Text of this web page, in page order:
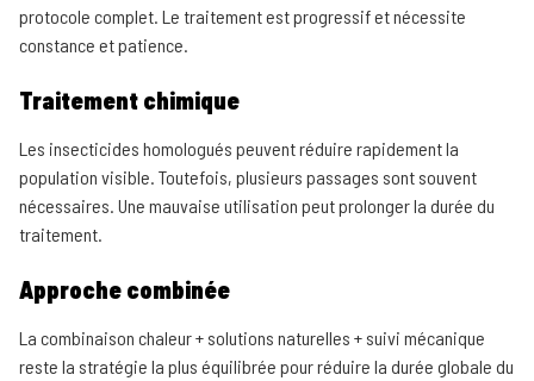
protocole complet. Le traitement est progressif et nécessite
constance et patience.
Traitement chimique
Les insecticides homologués peuvent réduire rapidement la
population visible. Toutefois, plusieurs passages sont souvent
nécessaires. Une mauvaise utilisation peut prolonger la durée du
traitement.
Approche combinée
La combinaison chaleur + solutions naturelles + suivi mécanique
reste la stratégie la plus équilibrée pour réduire la durée globale du